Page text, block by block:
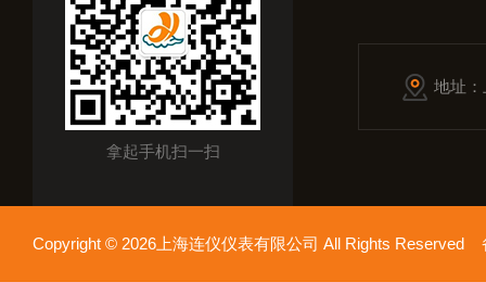
拿起手机扫一扫
地址
Copyright © 2026上海连仪仪表有限公司 All Rights Reserved